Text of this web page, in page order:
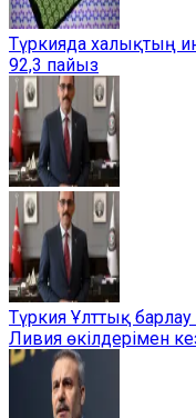
Түркияда халықтың
92,3 пайыз
Түркия Ұлттық
Ливия өкілдерімен